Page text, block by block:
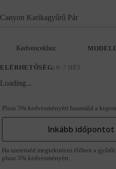
Canyon Karikagyűrű Pár
ELÉRHETŐSÉG: 6-7 HÉT
Kedvencekhez
Loading...
Plusz 5% kedvezményért használd a
Inkább
Ha szeretnéd megtekinteni élőben a
plusz 5% kedvezményért.